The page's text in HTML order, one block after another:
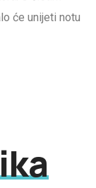
će unijeti notu